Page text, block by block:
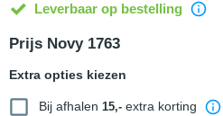
Leverbaar op bestelling
Prijs Novy 1763
Extra opties kiezen
Bij afhalen 15,-extra korting